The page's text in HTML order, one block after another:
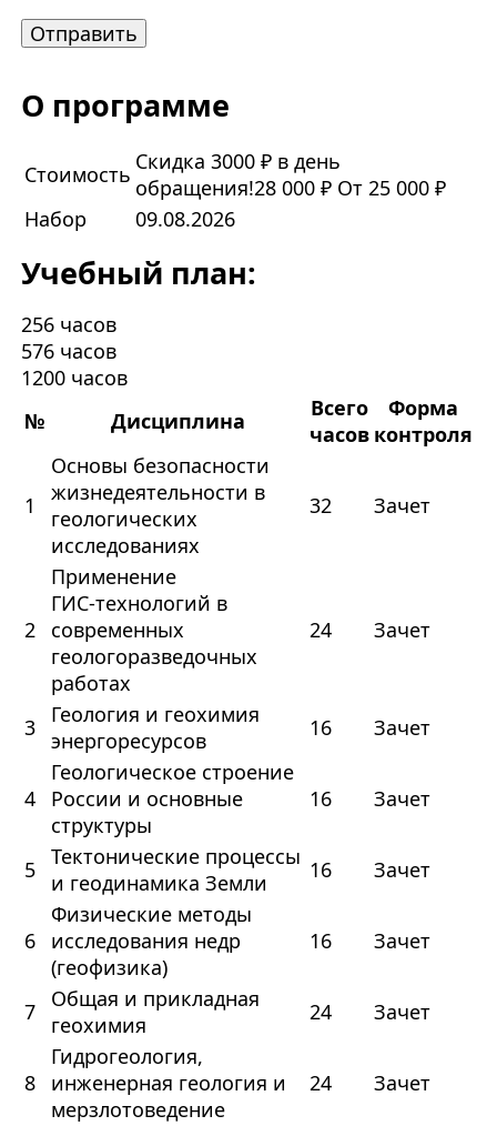
О программе
Стоимость Скидка 3000 ₽ в день
обращения!28 000 ₽ От 25 000 ₽
Набор
09.08.2026
Учебный план:
256 часов
576 часов
1200 часов
№
Дисциплина
Всего
часов
Форма
контроля
1
Основы безопасности
жизнедеятельности в
геологических
исследованиях
32 Зачет
2
Применение
ГИС‑технологий в
современных
геологоразведочных
работах
24 Зачет
3
Геология и геохимия
энергоресурсов
16 Зачет
4
Геологическое строение
России и основные
структуры
16 Зачет
5 Тектонические процессы
и геодинамика Земли
16 Зачет
6
Физические методы
исследования недр
(геофизика)
16 Зачет
7
Общая и прикладная
геохимия
24 Зачет
8
Гидрогеология,
инженерная геология и
мерзлотоведение
24 Зачет